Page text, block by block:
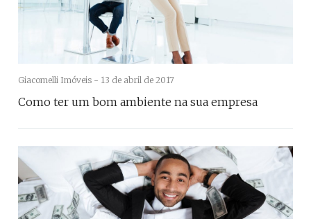
Giacomelli Imóveis - 13 de abril de 2017
Como ter um bom ambiente na sua empresa